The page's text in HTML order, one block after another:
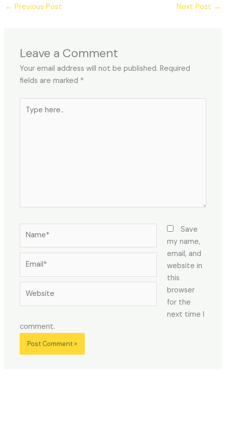
← Previous Post Next Post →
Leave a Comment
Your email address will not be published. Required
fields are marked *
here..
Save
my name,
email, and
website in
this
browser
for the
next time I
comment.